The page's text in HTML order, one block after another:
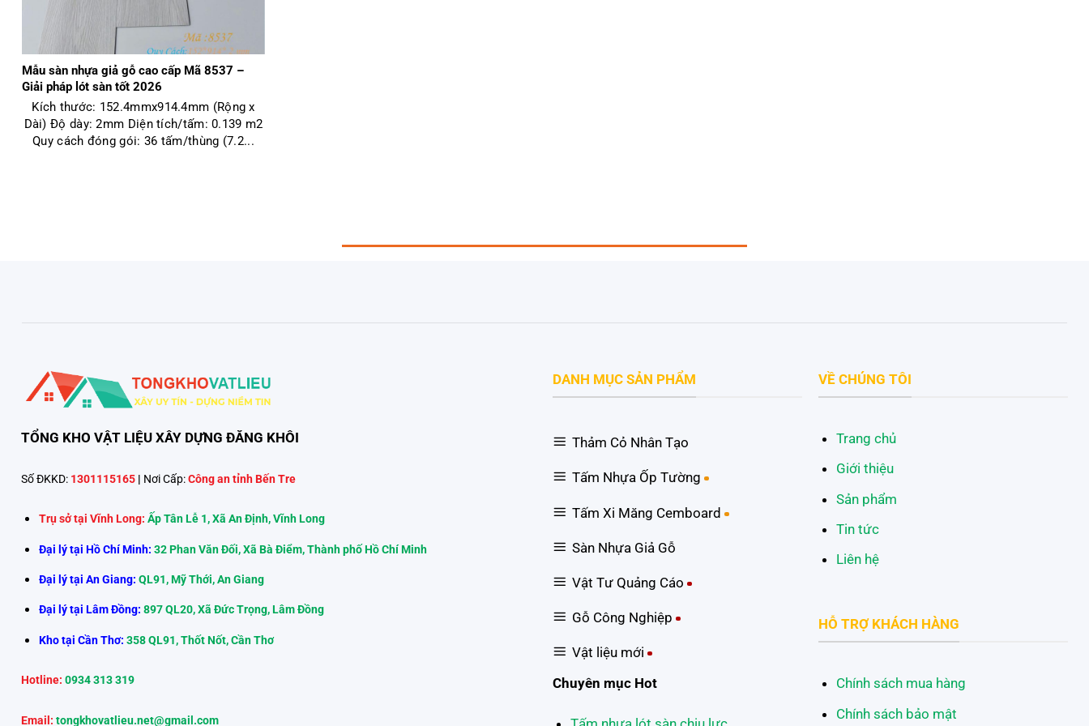
Mẫu sàn nhựa giả gỗ cao cấp Mã 8537 –
Giải pháp lót sàn tốt 2026
Kích thước: 152.4mmx914.4mm (Rộng x
Dài) Độ dày: 2mm Diện tích/tấm: 0.139 m2
Quy cách đóng gói: 36 tấm/thùng (7.2...
TỔNG KHO VẬT LIỆU XÂY DỰNG ĐĂNG KHÔI
Số ĐKKD: 1301115165 | Nơi Cấp: Công an tỉnh Bến Tre
Trụ sở tại Vĩnh Long: Ấp Tân Lễ 1, Xã An Định, Vĩnh Long
Đại lý tại Hồ Chí Minh: 32 Phan Văn Đối, Xã Bà Điểm, Thành phố Hồ Chí Minh
Đại lý tại An Giang: QL91, Mỹ Thới, An Giang
Đại lý tại Lâm Đồng: 897 QL20, Xã Đức Trọng, Lâm Đồng
Kho tại Cần Thơ: 358 QL91, Thốt Nốt, Cần Thơ
Hotline: 0934 313 319
Email: tongkhovatlieu.net@gmail.com
DANH MỤC SẢN PHẨM
Thảm Cỏ Nhân Tạo
Tấm Nhựa Ốp Tường
Tấm Xi Măng Cemboard
Sàn Nhựa Giả Gỗ
Vật Tư Quảng Cáo
Gỗ Công Nghiệp
Vật liệu mới
Chuyên mục Hot
VỀ CHÚNG TÔI
Trang chủ
Giới thiệu
Sản phẩm
Tin tức
Liên hệ
HỖ TRỢ KHÁCH HÀNG
Chính sách mua hàng
Chính sách bảo mật